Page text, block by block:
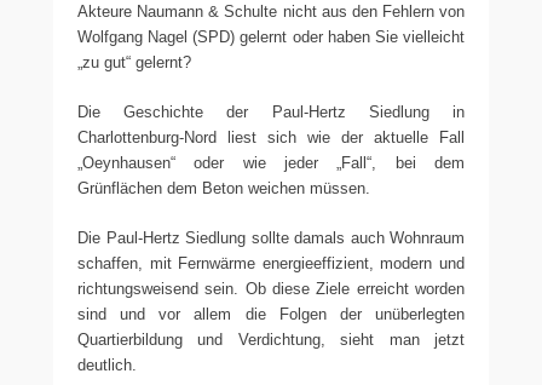
Akteure Naumann & Schulte nicht aus den Fehlern von
Wolfgang Nagel (SPD) gelernt oder haben Sie vielleicht
„zu gut“ gelernt?
Die Geschichte der Paul-Hertz Siedlung in
Charlottenburg-Nord liest sich wie der aktuelle Fall
„Oeynhausen“ oder wie jeder „Fall“, bei dem
Grünflächen dem Beton weichen müssen.
Die Paul-Hertz Siedlung sollte damals auch Wohnraum
schaffen, mit Fernwärme energieeffizient, modern und
richtungsweisend sein. Ob diese Ziele erreicht worden
sind und vor allem die Folgen der unüberlegten
Quartierbildung und Verdichtung, sieht man jetzt
deutlich.